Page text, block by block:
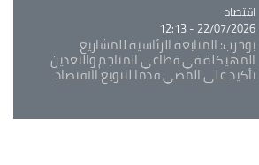
Catégorie
اقتصاد
22/07/2026 - 12:13
بوحرب: المتابعة الرئاسية للمشاريع
المهيكلة في قطاعي المناجم والتعدين
تأكيد على المضي قدما لتنويع الاقتصاد